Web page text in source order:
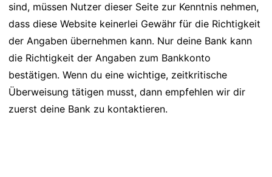
sind, müssen Nutzer dieser Seite zur Kenntnis nehmen,
dass diese Website keinerlei Gewähr für die Richtigkeit
der Angaben übernehmen kann. Nur deine Bank kann
die Richtigkeit der Angaben zum Bankkonto
bestätigen. Wenn du eine wichtige, zeitkritische
Überweisung tätigen musst, dann empfehlen wir dir
zuerst deine Bank zu kontaktieren.